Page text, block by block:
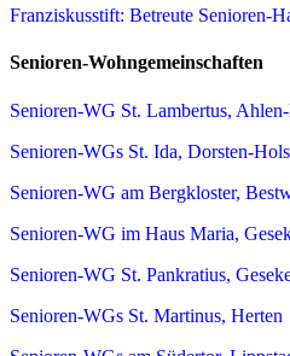
Franziskusstift: Betreute Senioren-
Senioren-Wohngemeinschaften
Senioren-WG St. Lambertus,
Senioren-WGs St. Ida, Dorsten-
Senioren-WG am Bergkloster,
Senioren-WG im Haus Maria,
Senioren-WG St. Pankratius,
Senioren-WGs St. Martinus, Herten